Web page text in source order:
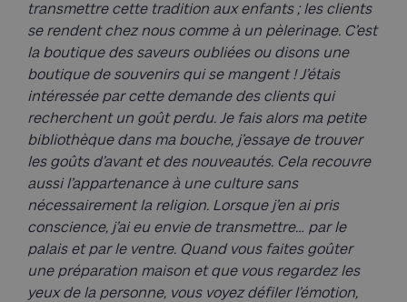
transmettre cette tradition aux enfants ; les clients
se rendent chez nous comme à un pèlerinage. C’est
la boutique des saveurs oubliées ou disons une
boutique de souvenirs qui se mangent ! J’étais
intéressée par cette demande des clients qui
recherchent un goût perdu. Je fais alors ma petite
bibliothèque dans ma bouche, j’essaye de trouver
les goûts d’avant et des nouveautés. Cela recouvre
aussi l’appartenance à une culture sans
nécessairement la religion. Lorsque j’en ai pris
conscience, j’ai eu envie de transmettre… par le
palais et par le ventre. Quand vous faites goûter
une préparation maison et que vous regardez les
yeux de la personne, vous voyez défiler l’émotion,